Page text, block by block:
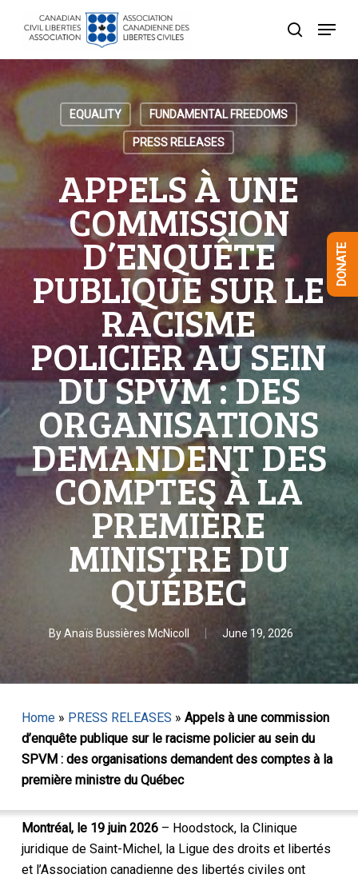
search
Menu
EQUALITY FUNDAMENTAL FREEDOMS
PRESS RELEASES
APPELS À UNE
COMMISSION
D’ENQUÊTE
PUBLIQUE SUR LE
RACISME
POLICIER AU SEIN
DU SPVM : DES
ORGANISATIONS
DEMANDENT DES
COMPTES À LA
PREMIÈRE
MINISTRE DU
QUÉBEC
ByAnaïs Bussières McNicoll June 19, 2026
Home» PRESS RELEASES » Appels à une commission
d’enquête publique sur le racisme policier au sein du
SPVM : des organisations demandent des comptes à la
première ministre du Québec
Montréal, le 19 juin 2026 – Hoodstock, la Clinique
juridique de Saint-Michel, la Ligue des droits et libertés
et l’Association canadienne des libertés civiles ont
Menu
DONATE